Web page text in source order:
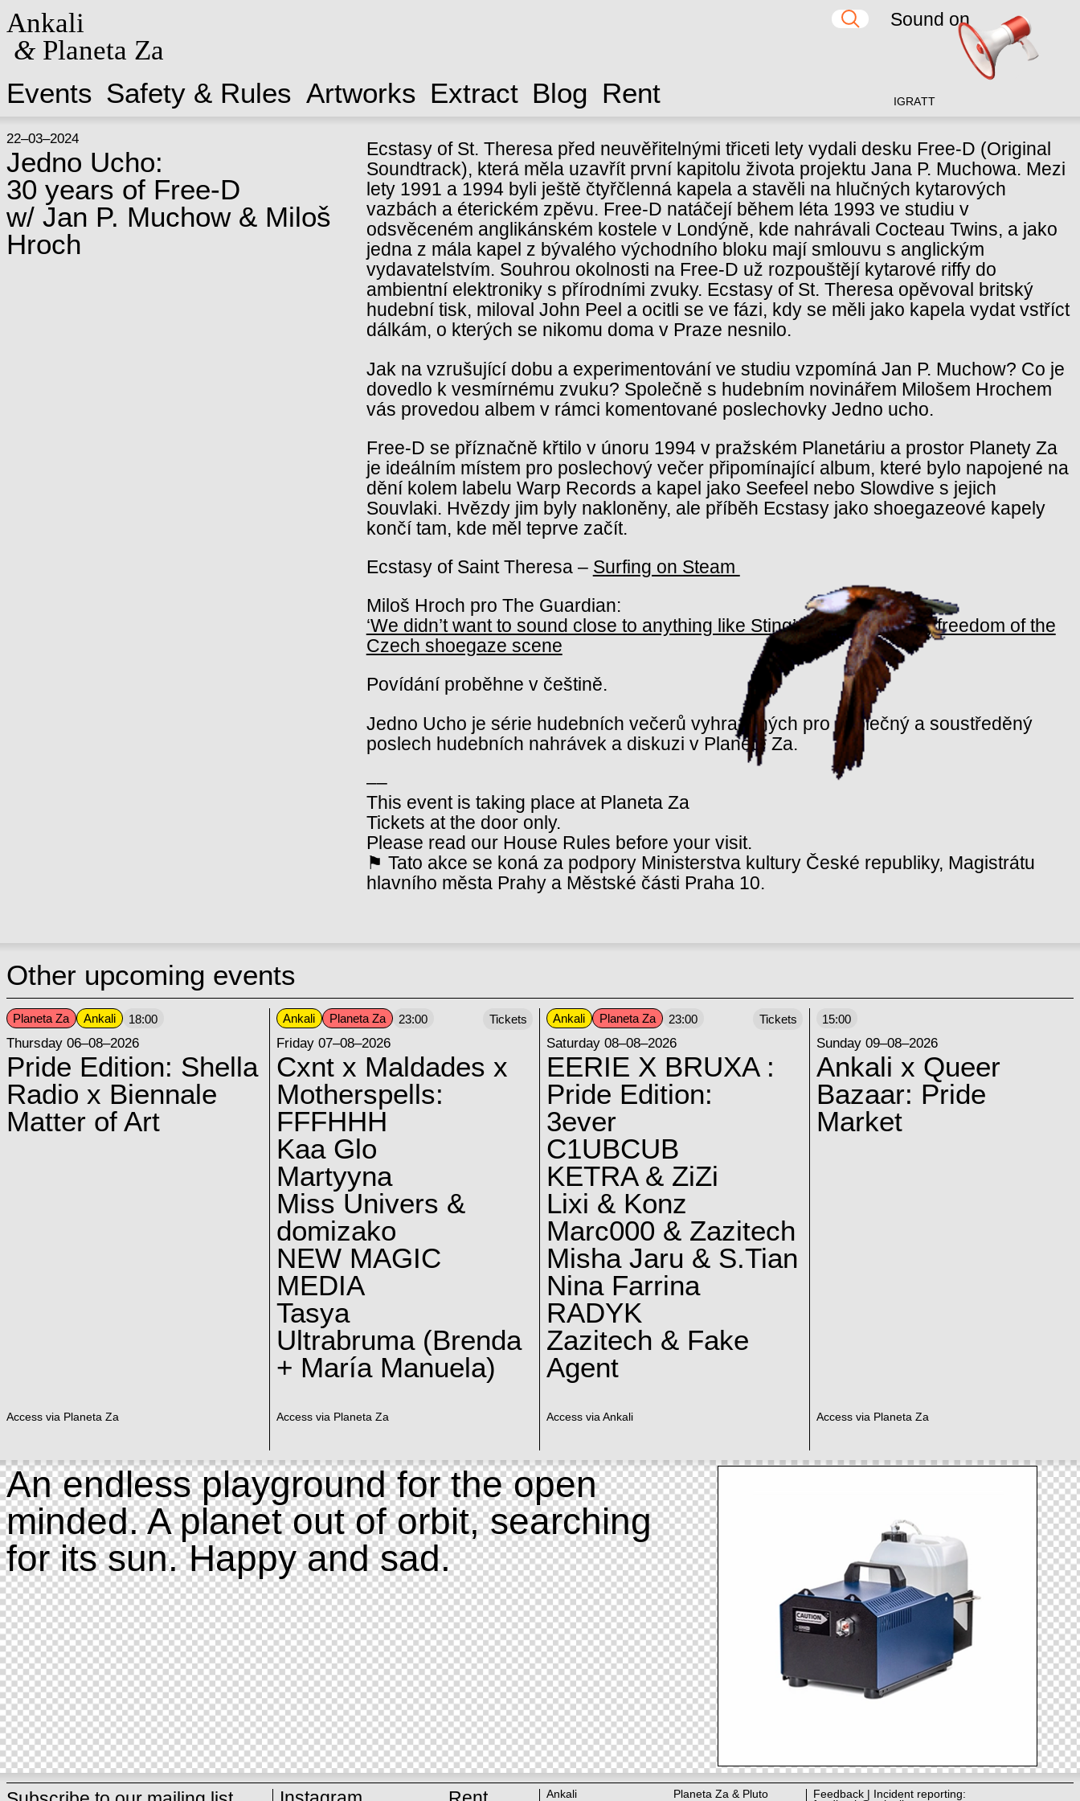
Ankali
&Planeta Za
Events Safety & Rules Artworks Extract Blog Rent IG RATT
22–03–2024
Jedno Ucho:
30 years of Free-D
w/ Jan P. Muchow & Miloš
Hroch
Ecstasy of St. Theresa před neuvěřitelnými třiceti lety vydali desku Free-D (Original
Soundtrack), která měla uzavřít první kapitolu života projektu Jana P. Muchowa. Mezi
lety 1991 a 1994 byli ještě čtyřčlenná kapela a stavěli na hlučných kytarových
vazbách a éterickém zpěvu. Free-D natáčejí během léta 1993 ve studiu v
odsvěceném anglikánském kostele v Londýně, kde nahrávali Cocteau Twins, a jako
jedna z mála kapel z bývalého východního bloku mají smlouvu s anglickým
vydavatelstvím. Souhrou okolnosti na Free-D už rozpouštějí kytarové riffy do
ambientní elektroniky s přírodními zvuky. Ecstasy of St. Theresa opěvoval britský
hudební tisk, miloval John Peel a ocitli se ve fázi, kdy se měli jako kapela vydat vstříct
dálkám, o kterých se nikomu doma v Praze nesnilo.
Jak na vzrušující dobu a experimentování ve studiu vzpomíná Jan P. Muchow? Co je
dovedlo k vesmírnému zvuku? Společně s hudebním novinářem Milošem Hrochem
vás provedou albem v rámci komentované poslechovky Jedno ucho.
Free-D se příznačně křtilo v únoru 1994 v pražském Planetáriu a prostor Planety Za
je ideálním místem pro poslechový večer připomínající album, které bylo napojené na
dění kolem labelu Warp Records a kapel jako Seefeel nebo Slowdive s jejich
Souvlaki. Hvězdy jim byly nakloněny, ale příběh Ecstasy jako shoegazeové kapely
končí tam, kde měl teprve začít.
Ecstasy of Saint Theresa – Surfing on Steam
Miloš Hroch pro The Guardian:
‘We didn’t want to sound close to anything like Sting’: the exhilarating freedom of the
Czech shoegaze scene
Povídání proběhne v češtině.
Jedno Ucho je série hudebních večerů vyhrazených pro společný a soustředěný
poslech hudebních nahrávek a diskuzi v Planetě Za.
––
This event is taking place at Planeta Za
Tickets at the door only.
Please read our House Rules before your visit.
⚑ Tato akce se koná za podpory Ministerstva kultury České republiky, Magistrátu
hlavního města Prahy a Městské části Praha 10.
Other upcoming events
Planeta Za Ankali 18:00
Thursday 06–08–2026
Pride Edition: Shella
Radio x Biennale
Matter of Art
Access via Planeta Za
Ankali Planeta Za 23:00
Friday 07–08–2026
Cxnt x Maldades x
Motherspells:
FFFHHH
Kaa Glo
Martyyna
Miss Univers &
domizako
NEW MAGIC
MEDIA
Tasya
Ultrabruma (Brenda
+ María Manuela)
Access via Planeta Za
Tickets Ankali Planeta Za 23:00
Saturday 08–08–2026
EERIE X BRUXA :
Pride Edition:
3ever
C1UBCUB
KETRA & ZiZi
Lixi & Konz
Marc000 & Zazitech
Misha Jaru & S.Tian
Nina Farrina
RADYK
Zazitech & Fake
Agent
Access via Ankali
Tickets 15:00
Sunday 09–08–2026
Ankali x Queer
Bazaar: Pride
Market
Access via Planeta Za
An endless playground for the open
minded. A planet out of orbit, searching
for its sun. Happy and sad.
Ankali Planeta Za & Pluto
Feedback | Incident reporting:
Sound on